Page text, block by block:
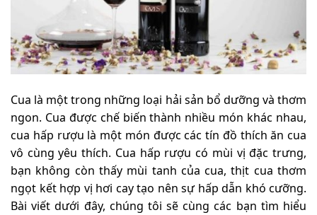
Cua là một trong những loại hải sản bổ dưỡng và thơm
ngon. Cua được chế biến thành nhiều món khác nhau,
cua hấp rượu là một món được các tín đồ thích ăn cua
vô cùng yêu thích. Cua hấp rượu có mùi vị đặc trưng,
bạn không còn thấy mùi tanh của cua, thịt cua thơm
ngọt kết hợp vị hơi cay tạo nên sự hấp dẫn khó cưỡng.
Bài viết dưới đây, chúng tôi sẽ cùng các bạn tìm hiểu